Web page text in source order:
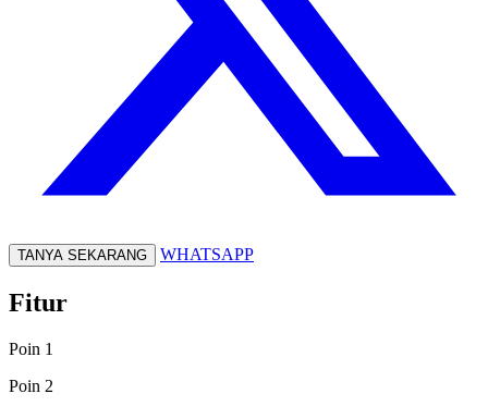
TANYA SEKARANG WHATSAPP
Fitur
Poin 1
Poin 2